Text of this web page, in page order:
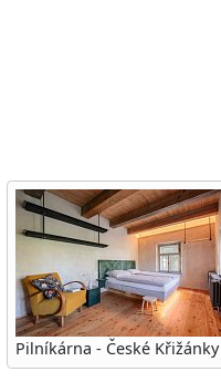
Pilníkárna - České Křižánky